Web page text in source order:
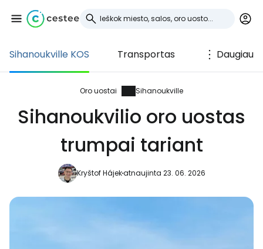
Sihanoukville KOS Transportas Daugiau
Oro uostai Sihanoukville
Sihanoukvilio oro uostas
trumpai tariant
Kryštof Hájekatnaujinta 23. 06. 2026
Prisijunkite prie
Cestee
... pasaulinė kelionių bendruomenė
Tęsti su Google